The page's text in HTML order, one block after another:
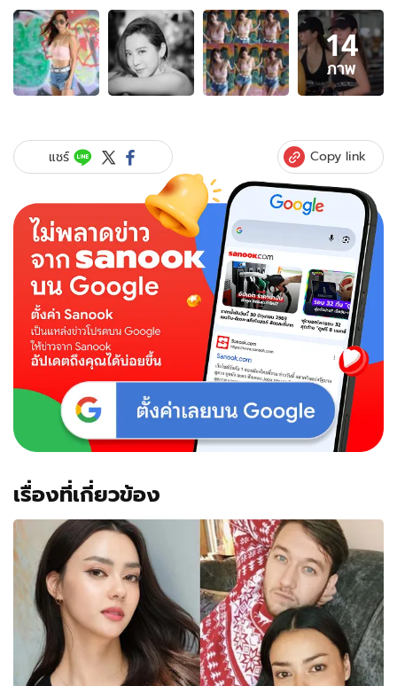
อัลบั้ม
ภาพ
14
ภาพ
ของ
หนุ่ม
รุ่น
ถูก
จับตา
ความ
สัมพันธ์
ใหม่
แชป
รากร
14
ภาพ
แชร์ Copy link
เรื่องที่เกี่ยวข้อง